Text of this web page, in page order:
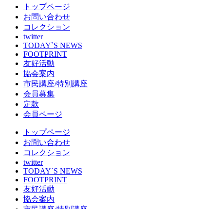
トップページ
お問い合わせ
コレクション
twitter
TODAY`S NEWS
FOOTPRINT
友好活動
協会案内
市民講座/特別講座
会員募集
定款
会員ページ
トップページ
お問い合わせ
コレクション
twitter
TODAY`S NEWS
FOOTPRINT
友好活動
協会案内